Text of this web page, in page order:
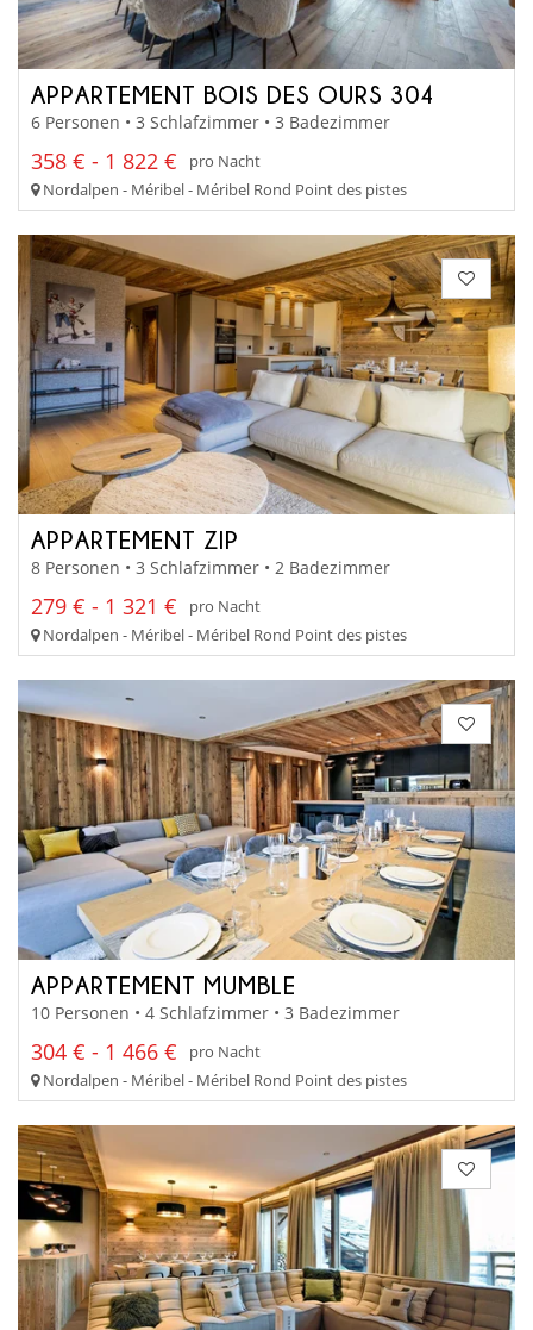
APPARTEMENT BOIS DES OURS 304
6 Personen • 3 Schlafzimmer • 3 Badezimmer
358 € - 1 822 €
pro Nacht
Nordalpen - Méribel - Méribel Rond Point des pistes
APPARTEMENT ZIP
8 Personen • 3 Schlafzimmer • 2 Badezimmer
279 € - 1 321 €
pro Nacht
Nordalpen - Méribel - Méribel Rond Point des pistes
APPARTEMENT MUMBLE
10 Personen • 4 Schlafzimmer • 3 Badezimmer
304 € - 1 466 €
pro Nacht
Nordalpen - Méribel - Méribel Rond Point des pistes